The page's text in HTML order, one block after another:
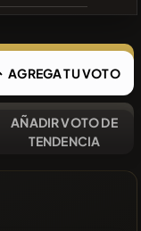
AGREGA TU VOTO
AÑADIR VOTO DE
TENDENCIA